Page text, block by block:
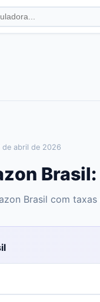
de abril de 2026
Brasil com